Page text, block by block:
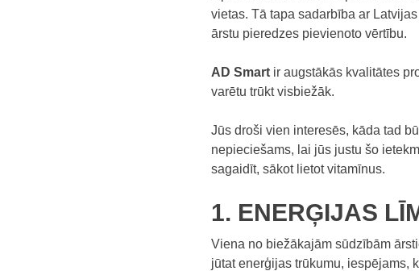
vietas. Tā tapa sadarbība ar
ārstu pieredzes pievienoto vērtību.
AD Smart ir augstākās kvalitātes
varētu trūkt visbiežāk.
Jūs droši vien interesēs, kāda tad
nepieciešams, lai jūs justu šo
sagaidīt, sākot lietot vitamīnus.
1. ENERĢIJAS
Viena no biežākajām sūdzībām
jūtat enerģijas trūkumu, iespējams,